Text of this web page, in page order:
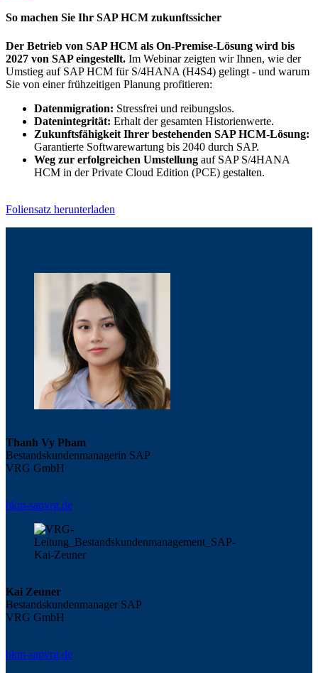
So machen Sie Ihr SAP HCM zukunftssicher
Der Betrieb von SAP HCM als On-Premise-Lösung wird bis
2027 von SAP eingestellt. Im Webinar zeigten wir Ihnen, wie der
Umstieg auf SAP HCM für S/4HANA (H4S4) gelingt - und warum
Sie von einer frühzeitigen Planung profitieren:
Datenmigration: Stressfrei und reibungslos.
Datenintegrität: Erhalt der gesamten Historienwerte.
Zukunftsfähigkeit Ihrer bestehenden SAP HCM-Lösung:
Garantierte Softwarewartung bis 2040 durch SAP.
Weg zur erfolgreichen Umstellung auf SAP S/4HANA
HCM in der Private Cloud Edition (PCE) gestalten.
Foliensatz herunterladen
Thanh Vy Pham
Bestandskundenmanagerin SAP
VRG GmbH
bkm-sapvrg.de
Kai Zeuner
Bestandskundenmanager SAP
VRG GmbH
bkm-sapvrg.de